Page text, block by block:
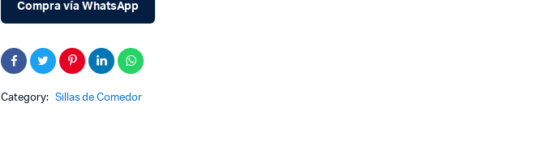
Compra vía WhatsApp
Category: Sillas de Comedor